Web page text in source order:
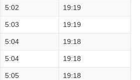
5:02 19:19
5:03 19:19
5:04 19:18
5:04 19:18
5:05 19:18